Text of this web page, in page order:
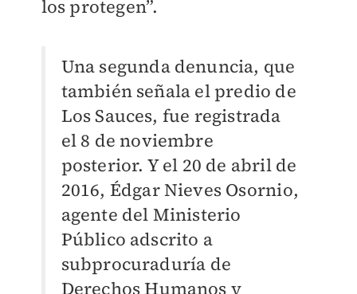
los protegen”.
Una segunda denuncia, que
también señala el predio de
Los Sauces, fue registrada
el 8 de noviembre
posterior. Y el 20 de abril de
2016, Édgar Nieves Osornio,
agente del Ministerio
Público adscrito a
subprocuraduría de
Derechos Humanos y